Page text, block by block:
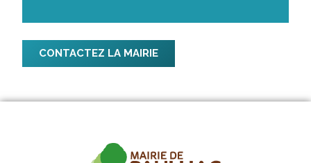
CONTACTEZ LA MAIRIE